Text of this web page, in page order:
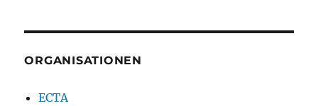
ORGANISATIONEN
ECTA